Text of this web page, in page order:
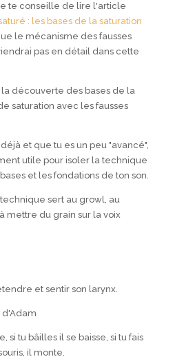
te conseille de lire l'article
: les bases de la saturation
le mécanisme des fausses
pas en détail dans cette
découverte des bases de la
saturation avec les fausses
et que tu es un peu "avancé",
utile pour isoler la technique
et les fondations de ton son.
sert au growl, au
mettre du grain sur la voix
et sentir son larynx.
si tu bâilles il se baisse, si tu fais
il monte.